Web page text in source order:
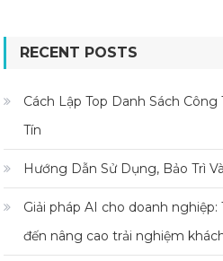
RECENT POSTS
Cách Lập Top Danh Sách
Tín
Hướng Dẫn Sử Dụng, Bảo Trì
Giải pháp AI cho doanh
đến nâng cao trải nghiệm